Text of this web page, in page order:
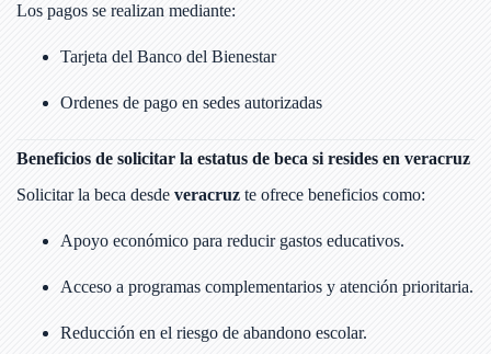
Los pagos se realizan mediante:
Tarjeta del Banco del Bienestar
Ordenes de pago en sedes autorizadas
Beneficios de solicitar la estatus de beca si resides en veracruz
Solicitar la beca desde veracruz te ofrece beneficios como:
Apoyo económico para reducir gastos educativos.
Acceso a programas complementarios y atención prioritaria.
Reducción en el riesgo de abandono escolar.